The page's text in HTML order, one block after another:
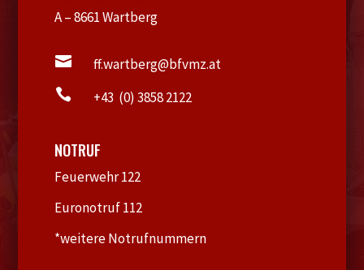
A – 8661 Wartberg
 ff.wartberg@bfvmz.at
 +43 (0) 3858 2122
NOTRUF
Feuerwehr 122
Euronotruf 112
*weitere Notrufnummern